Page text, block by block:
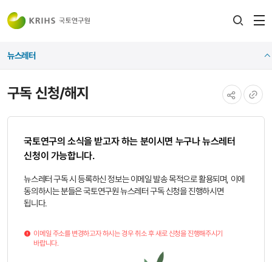
구독 신청/해지
뉴스레터
국토연구의 소식을 받고자 하는 분이시면 누구나 뉴스레터
신청이 가능합니다.
뉴스레터 구독 시 등록하신 정보는 이메일 발송 목적으로 활용되며, 이에
동의하시는 분들은 국토연구원 뉴스레터 구독 신청을 진행하시면
됩니다.
이메일 주소를 변경하고자 하시는 경우 취소 후 새로 신청을 진행해주시기
바랍니다.